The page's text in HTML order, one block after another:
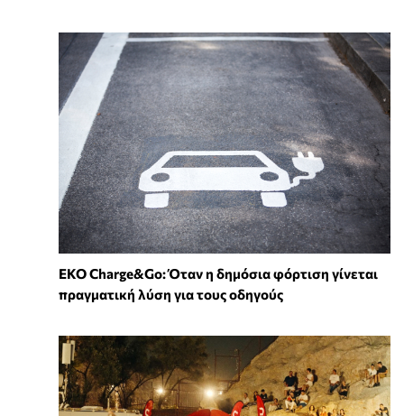
EKO Charge&Go: Όταν η δημόσια φόρτιση γίνεται
πραγματική λύση για τους οδηγούς